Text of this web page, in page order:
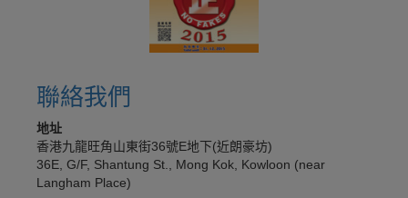
聯絡我們
地址
香港九龍旺角山東街36號E地下(近朗豪坊)
36E, G/F, Shantung St., Mong Kok, Kowloon (near
Langham Place)